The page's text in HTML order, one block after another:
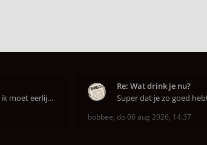
Dank u, dank u. Maar ik moet eerlijk bekennen da
Re: Wat drink je nu?
bobbee, do 06 aug 2026, 14:37